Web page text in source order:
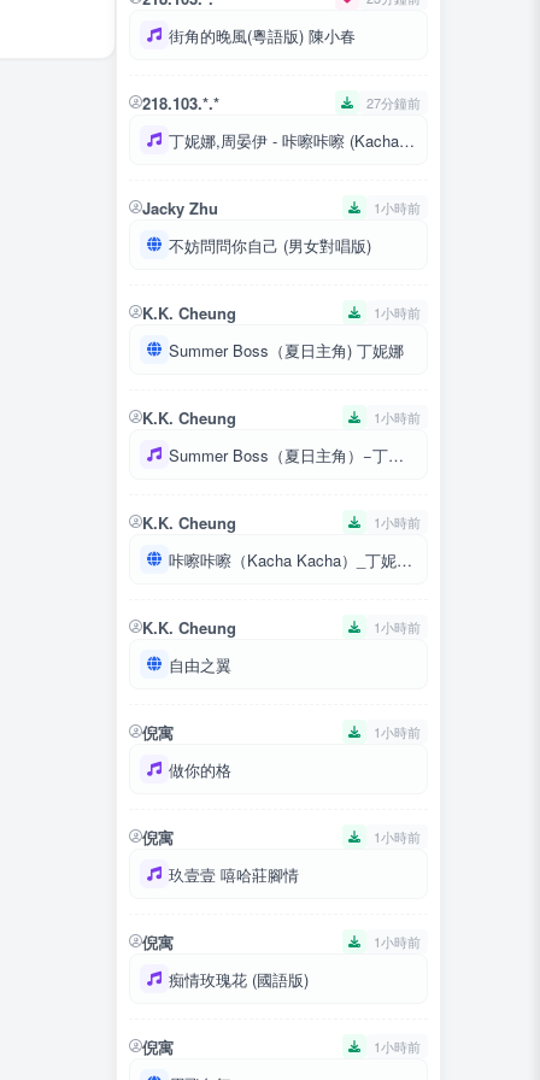
街角的晚風(粵語版) 陳小春
218.103.*.* 27分鐘前
丁妮娜,周晏伊 - 咔嚓咔嚓 (Kacha Kacha)
Jacky Zhu 1小時前
不妨問問你自己 (男女對唱版)
K.K. Cheung 1小時前
Summer Boss（夏日主角) 丁妮娜
K.K. Cheung 1小時前
Summer Boss（夏日主角）−丁妮娜
K.K. Cheung 1小時前
咔嚓咔嚓（Kacha Kacha）_丁妮娜_汽水音樂鈴聲_20260623111713_590.aiff_202606235.mp3_202606239.mp3_2026062310.mp3
K.K. Cheung 1小時前
自由之翼
倪寓 1小時前
做你的格
倪寓 1小時前
玖壹壹 嘻哈莊腳情
倪寓 1小時前
痴情玫瑰花 (國語版)
倪寓 1小時前